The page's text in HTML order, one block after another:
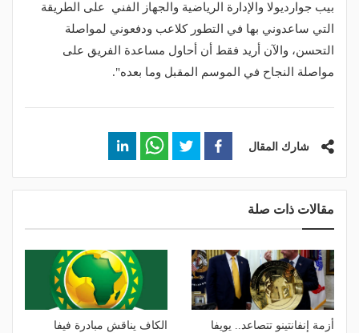
بيب جوارديولا والإدارة الرياضية والجهاز الفني على الطريقة
التي ساعدوني بها في التطور كلاعب ودفعوني لمواصلة
التحسن، والآن أريد فقط أن أحاول مساعدة الفريق على
مواصلة النجاح في الموسم المقبل وما بعده".
شارك المقال
مقالات ذات صلة
أزمة إنفانتينو تتصاعد.. يويفا
الكاف يناقش مبادرة فيفا